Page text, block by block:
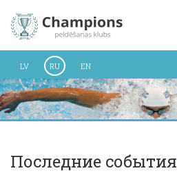
LV RU EN
Последние события